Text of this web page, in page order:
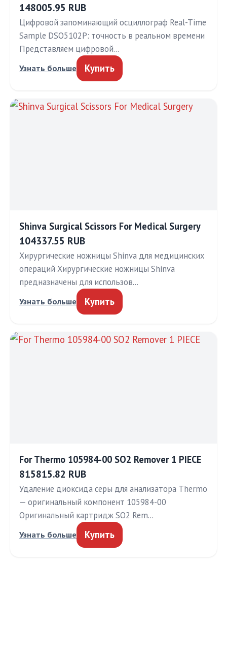
148005.95 RUB
Цифровой запоминающий осциллограф Real-Time
Sample DSO5102P: точность в реальном времени
Представляем цифровой…
Узнать больше Купить
Shinva Surgical Scissors For Medical Surgery
104337.55 RUB
Хирургические ножницы Shinva для медицинских
операций Хирургические ножницы Shinva
предназначены для использов…
Узнать больше Купить
For Thermo 105984-00 SO2 Remover 1 PIECE
815815.82 RUB
Удаление диоксида серы для анализатора Thermo
— оригинальный компонент 105984-00
Оригинальный картридж SO2 Rem…
Узнать больше Купить